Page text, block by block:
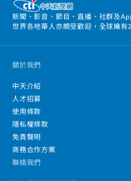
新聞、影音、節目、直播、社群及
世界各地華人亦頗受歡迎，全球擁有
關於我們
中天介紹
人才招募
使用條款
隱私權條款
免責聲明
商務合作方案
聯絡我們